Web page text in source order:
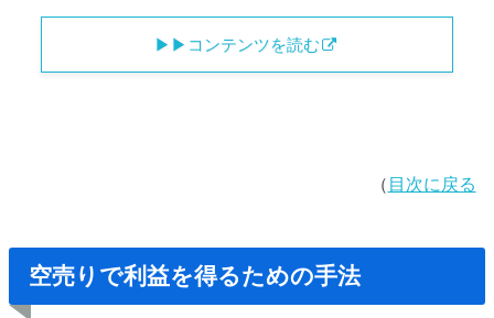
▶︎▶︎コンテンツを読む
（ 目次に戻る
空売りで利益を得るための手法